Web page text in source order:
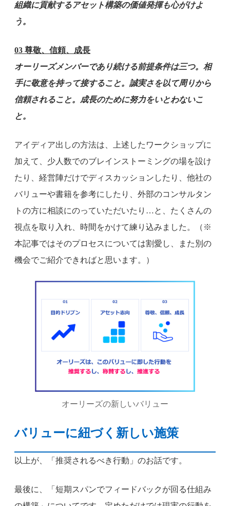
組織に貢献するアセット構築の価値発揮も心がけよ
う。
03 尊敬、信頼、成長
オーリーズメンバーであり続ける前提条件は三つ。相
手に敬意を持って接すること。誠実さを以て周りから
信頼されること。成長のために努力をいとわないこ
と。
アイディア出しの方法は、上述したワークショップに
加えて、少人数でのブレインストーミングの場を設け
たり、経営陣だけでディスカッションしたり、他社の
バリューや書籍を参考にしたり、外部のコンサルタン
トの方に相談にのっていただいたり…と、たくさんの
視点を取り入れ、時間をかけて練り込みました。（※
本記事ではそのプロセスについては割愛し、また別の
機会でご紹介できればと思います。）
オーリーズの新しいバリュー
バリューに紐づく新しい施策
以上が、「推奨されるべき行動」のお話です。
最後に、「短期スパンでフィードバックが回る仕組み